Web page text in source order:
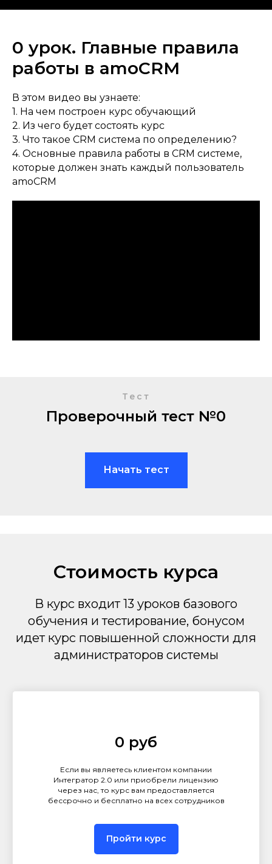
0 урок. Главные правила
работы в amoCRM
В этом видео вы узнаете:
1. На чем построен курс обучающий
2. Из чего будет состоять курс
3. Что такое CRM система по определению?
4. Основные правила работы в CRM системе,
которые должен знать каждый пользователь
amoCRM
Тест
Проверочный тест №0
Начать тест
Стоимость курса
В курс входит 13 уроков базового
обучения и тестирование, бонусом
идет курс повышенной сложности для
администраторов системы
0 руб
Если вы являетесь клиентом компании
Интегратор 2.0 или приобрели лицензию
через нас, то курс вам предоставляется
бессрочно и бесплатно на всех сотрудников
Пройти курс